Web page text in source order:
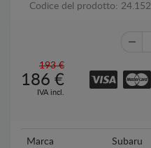
Codice del prodotto: 24.152
193 €
186 €
IVA incl.
Marca Subaru